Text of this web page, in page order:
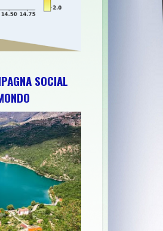
PLACIDA >> “MANI CHE
SOCIAL